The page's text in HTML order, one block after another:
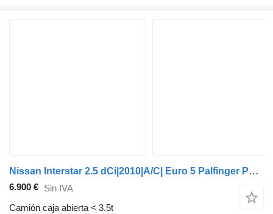
Nissan Interstar 2.5 dCi|2010|A/C| Euro 5 Palfinger PC2300A|Export
6.900 € Sin IVA
Camión caja abierta < 3.5t